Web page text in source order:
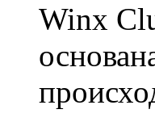
Winx